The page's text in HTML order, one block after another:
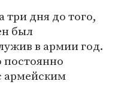
дня до того,
был
в армии год.
армейским